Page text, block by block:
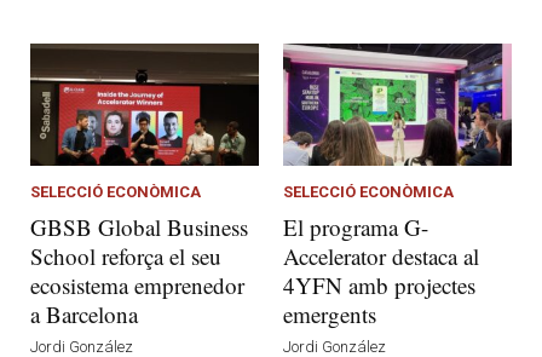
SELECCIÓ ECONÒMICA
GBSB Global Business
School reforça el seu
ecosistema emprenedor
a Barcelona
Jordi González
SELECCIÓ ECONÒMICA
El programa G-
Accelerator destaca al
4YFN amb projectes
emergents
Jordi González